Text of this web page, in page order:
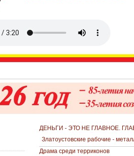
ДЕНЬГИ - ЭТО НЕ ГЛАВНОЕ.
Златоустовские рабочие -
Драма среди терриконов